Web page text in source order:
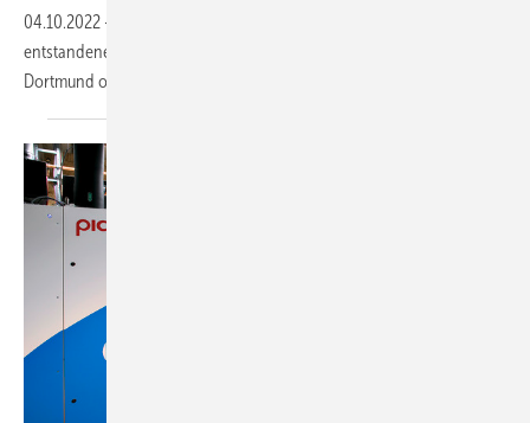
04.10.2022 -
entstandene Wasserstoffanlage H2Powerplant am Firmensitz in
Dortmund offiziell in Betrieb